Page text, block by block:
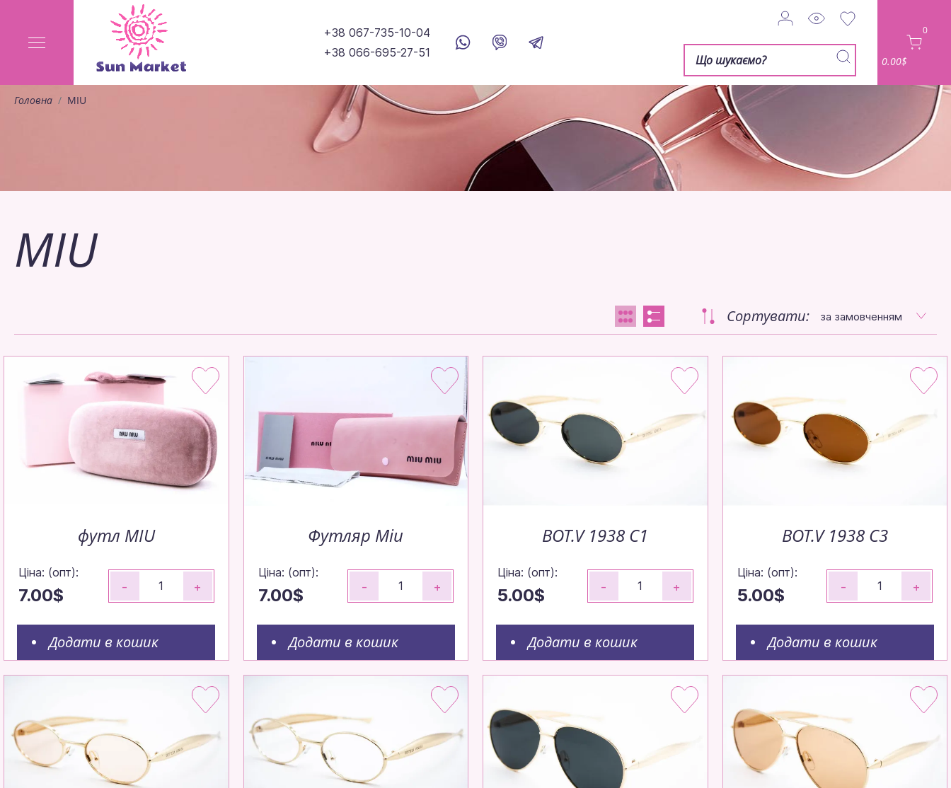
+38 067-735-10-04
+38 066-695-27-51
0
0.00$
Головна MIU
MIU
Сортувати: за замовченням
футл MIU
Ціна: (опт):
7.00$ - +
Додати в кошик
Футляр Miu
Ціна: (опт):
7.00$ - +
Додати в кошик
BOT.V 1938 C1
Ціна: (опт):
5.00$ - +
Додати в кошик
BOT.V 1938 C3
Ціна: (опт):
5.00$ - +
Додати в кошик